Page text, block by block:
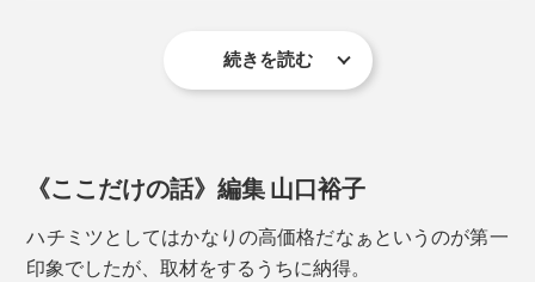
天然の抗菌物質。唾液や蜜ロウ、樹液を混ぜ合わせて巣
に塗り、無菌状態をキープ。古代からその効能が知ら
れ、防腐剤としても使われてきました。
また、ハチミツに含まれるビタミン群やオリゴ糖などが
実際に、『JARA Honey』を食べ続けている人にアンケ
ートをとったところ、購入理由は「安眠のため」「お肌
にいいから」が多いのだとか。
続きを読む
《ここだけの話》編集 山口裕子
ハチミツとしてはかなりの高価格だなぁというのが第一
印象でしたが、取材をするうちに納得。